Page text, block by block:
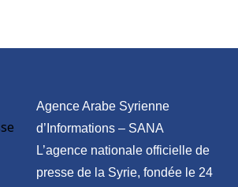
Agence Arabe Syrienne
d’Informations – SANA
L’agence nationale officielle de
presse de la Syrie, fondée le 24